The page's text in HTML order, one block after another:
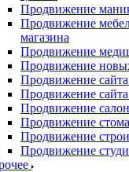
Продвижение
Продвижение
магазина
Продвижение
Продвижение
Продвижение сайта
Продвижение
Продвижение
Продвижение
Продвижение
Продвижение